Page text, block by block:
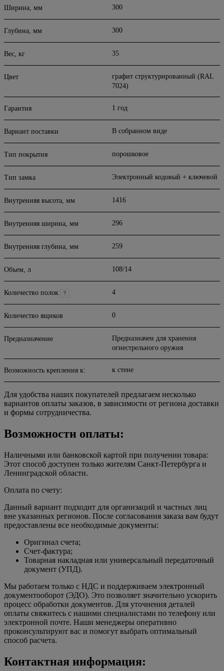
Ширина, мм 300
Глубина, мм 300
Вес, кг 35
Цвет
графит структурированный (RAL
7024)
Гарантия 1 год
Вариант поставки В собранном виде
Тип покрытия порошковое
Тип замка Электронный кодовый + ключевой
Внутренняя высота, мм 1416
Внутренняя ширина, мм 296
Внутренняя глубина, мм 259
Объем, л 108/14
Количество полок ? 4
Количество ящиков 0
Предназначение
Предназначен для хранения
огнестрельного оружия
Возможность крепления к: к стене
Для удобства наших покупателей предлагаем несколько
вариантов оплаты заказов, в зависимости от региона доставки
и формы сотрудничества.
Возможности оплаты:
Наличными или банковской картой при получении товара:
Этот способ доступен только жителям Санкт-Петербурга и
Ленинградской области.
Оплата по счету:
Данный вариант подходит для организаций и частных лиц
вне указанных регионов. После согласования заказа вам будут
предоставлены все необходимые документы:
Оригинал счета;
Счет-фактура;
Товарная накладная или универсальный передаточный
документ (УПД).
Мы работаем только с НДС и поддерживаем электронный
документооборот (ЭДО). Это позволяет значительно ускорить
процесс обработки документов. Для уточнения деталей
оплаты свяжитесь с нашими специалистами по телефону или
электронной почте. Наши менеджеры оперативно
проконсультируют вас и помогут выбрать оптимальный
способ расчета.
Контактная информация: